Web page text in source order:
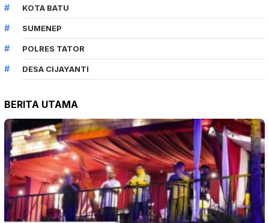
KOTA BATU
SUMENEP
POLRES TATOR
DESA CIJAYANTI
BERITA UTAMA